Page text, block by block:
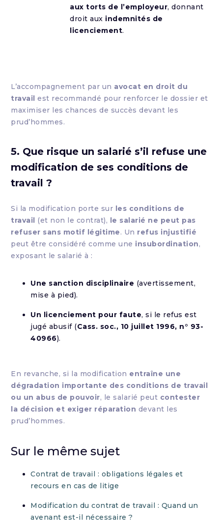
aux torts de l’employeur, donnant
droit aux indemnités de
licenciement.
L’accompagnement par un avocat en droit du
travail est recommandé pour renforcer le dossier et
maximiser les chances de succès devant les
prud’hommes.
5. Que risque un salarié s’il refuse une
modification de ses conditions de
travail ?
Si la modification porte sur les conditions de
travail (et non le contrat), le salarié ne peut pas
refuser sans motif légitime. Un refus injustifié
peut être considéré comme une insubordination,
exposant le salarié à :
Une sanction disciplinaire (avertissement,
mise à pied).
Un licenciement pour faute, si le refus est
jugé abusif (Cass. soc., 10 juillet 1996, n° 93-
40966).
En revanche, si la modification entraîne une
dégradation importante des conditions de travail
ou un abus de pouvoir, le salarié peut contester
la décision et exiger réparation devant les
prud’hommes.
Sur le même sujet
Contrat de travail : obligations légales et
recours en cas de litige
Modification du contrat de travail : Quand un
avenant est-il nécessaire ?